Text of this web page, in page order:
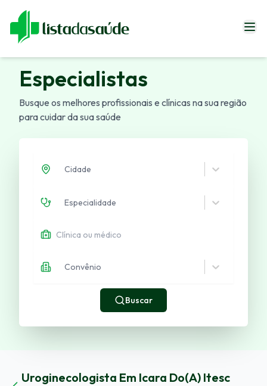
Especialistas
Revistas
Especialistas
Busque os melhores profissionais e clínicas na sua região
para cuidar da sua saúde
Cidade
Especialidade
Convênio
Buscar
Uroginecologista Em Icara Do(a) Itesc